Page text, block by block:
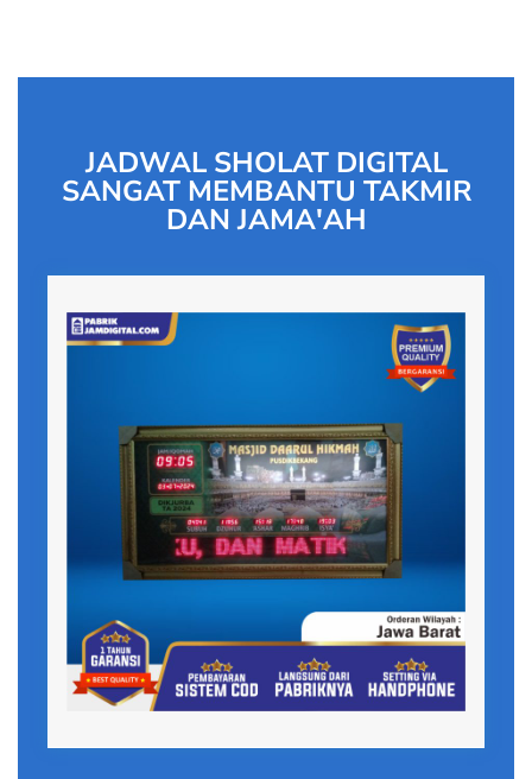
JADWAL SHOLAT DIGITAL
SANGAT MEMBANTU TAKMIR
DAN JAMA'AH